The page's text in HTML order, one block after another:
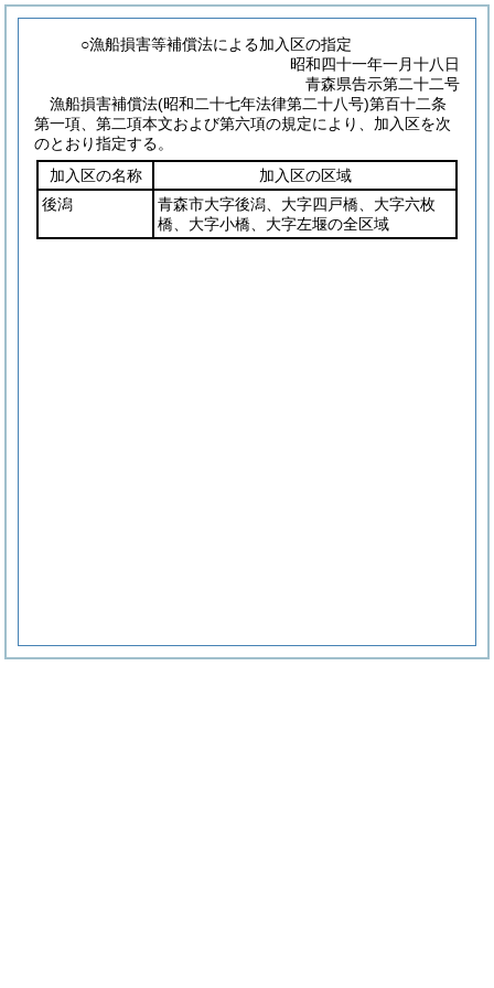
○漁船損害等補償法による加入区の指定
昭和四十一年一月十八日
青森県告示第二十二号
漁船損害補償法(昭和二十七年法律第二十八号)第百十二条
第一項、第二項本文および第六項の規定により、加入区を次
のとおり指定する。
加入区の名称
加入区の区域
後潟
青森市大字後潟、大字四戸橋、大字六枚
橋、大字小橋、大字左堰の全区域